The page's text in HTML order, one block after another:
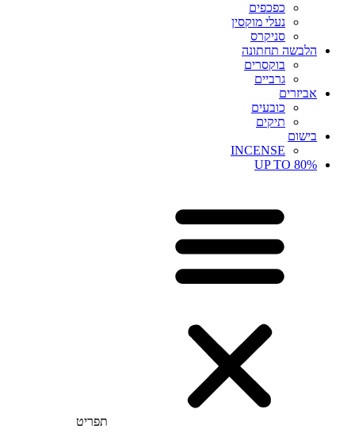
כפכפים
נעלי מוקסין
סניקרס
הלבשה תחתונה
בוקסרים
גרביים
אביזרים
כובעים
תיקים
בישום
INCENSE
UP TO 80%
תפריט